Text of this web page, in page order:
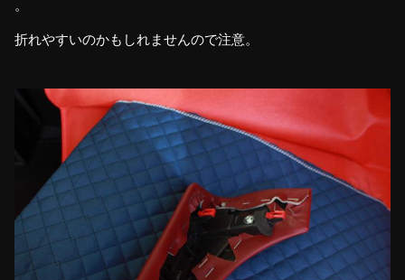
。
折れやすいのかもしれませんので注意。